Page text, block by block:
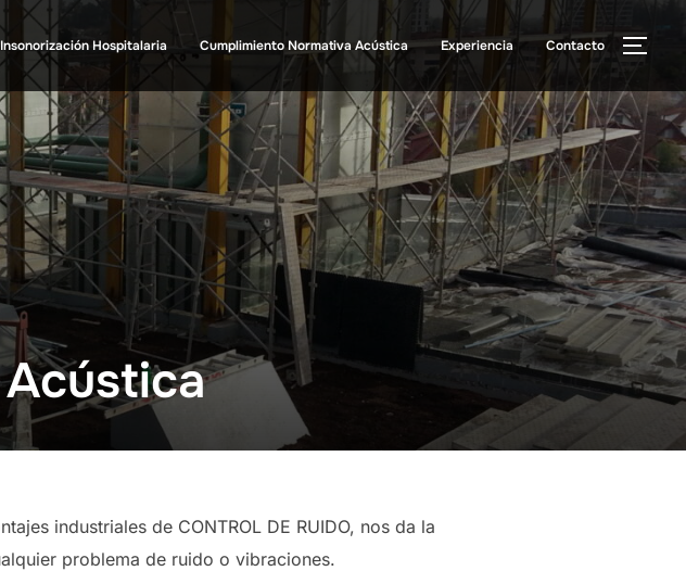
Insonorización Hospitalaria Cumplimiento Normativa Acústica Experiencia Contacto
industriales de CONTROL DE RUIDO, nos da la
problema de ruido o vibraciones.